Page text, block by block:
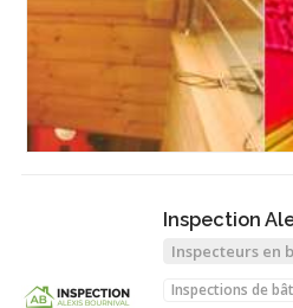
Inspection
Inspecteurs en
Inspections de